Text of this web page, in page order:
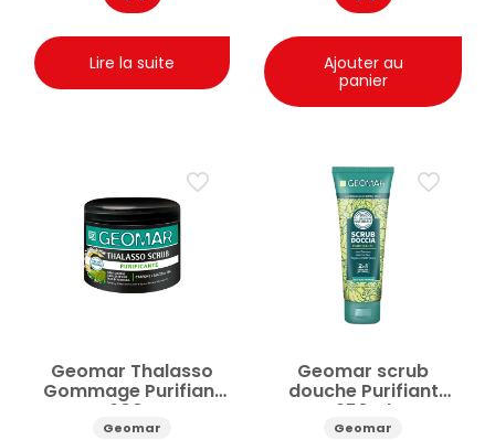
Lire la suite
Ajouter au
panier
Geomar Thalasso
Gommage Purifiant
600g
Geomar
Geomar scrub
douche Purifiant
250ml
Geomar